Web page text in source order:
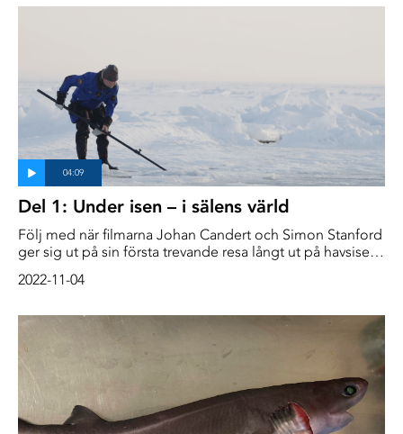
Del 1: Under isen – i sälens värld
Följ med när filmarna Johan Candert och Simon Stanford
ger sig ut på sin första trevande resa långt ut på havsisen.
var inte så lätt som de först trodde
2022-11-04